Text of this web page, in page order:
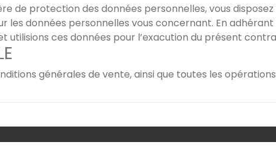
protection des données personnelles, vous disposez
les données personnelles vous concernant. En
utilisions ces données pour l’exacution du présent
générales de vente, ainsi que toutes les